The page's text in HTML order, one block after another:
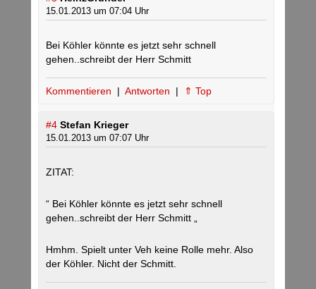
15.01.2013 um 07:04 Uhr
Bei Köhler könnte es jetzt sehr schnell
gehen..schreibt der Herr Schmitt
Kommentieren | Antworten | ⇑ Top
#4 Stefan Krieger
15.01.2013 um 07:07 Uhr
ZITAT:
“ Bei Köhler könnte es jetzt sehr schnell
gehen..schreibt der Herr Schmitt „
Hmhm. Spielt unter Veh keine Rolle mehr. Also
der Köhler. Nicht der Schmitt.